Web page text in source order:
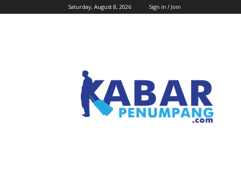
Saturday, August 8, 2026 Sign in / Join